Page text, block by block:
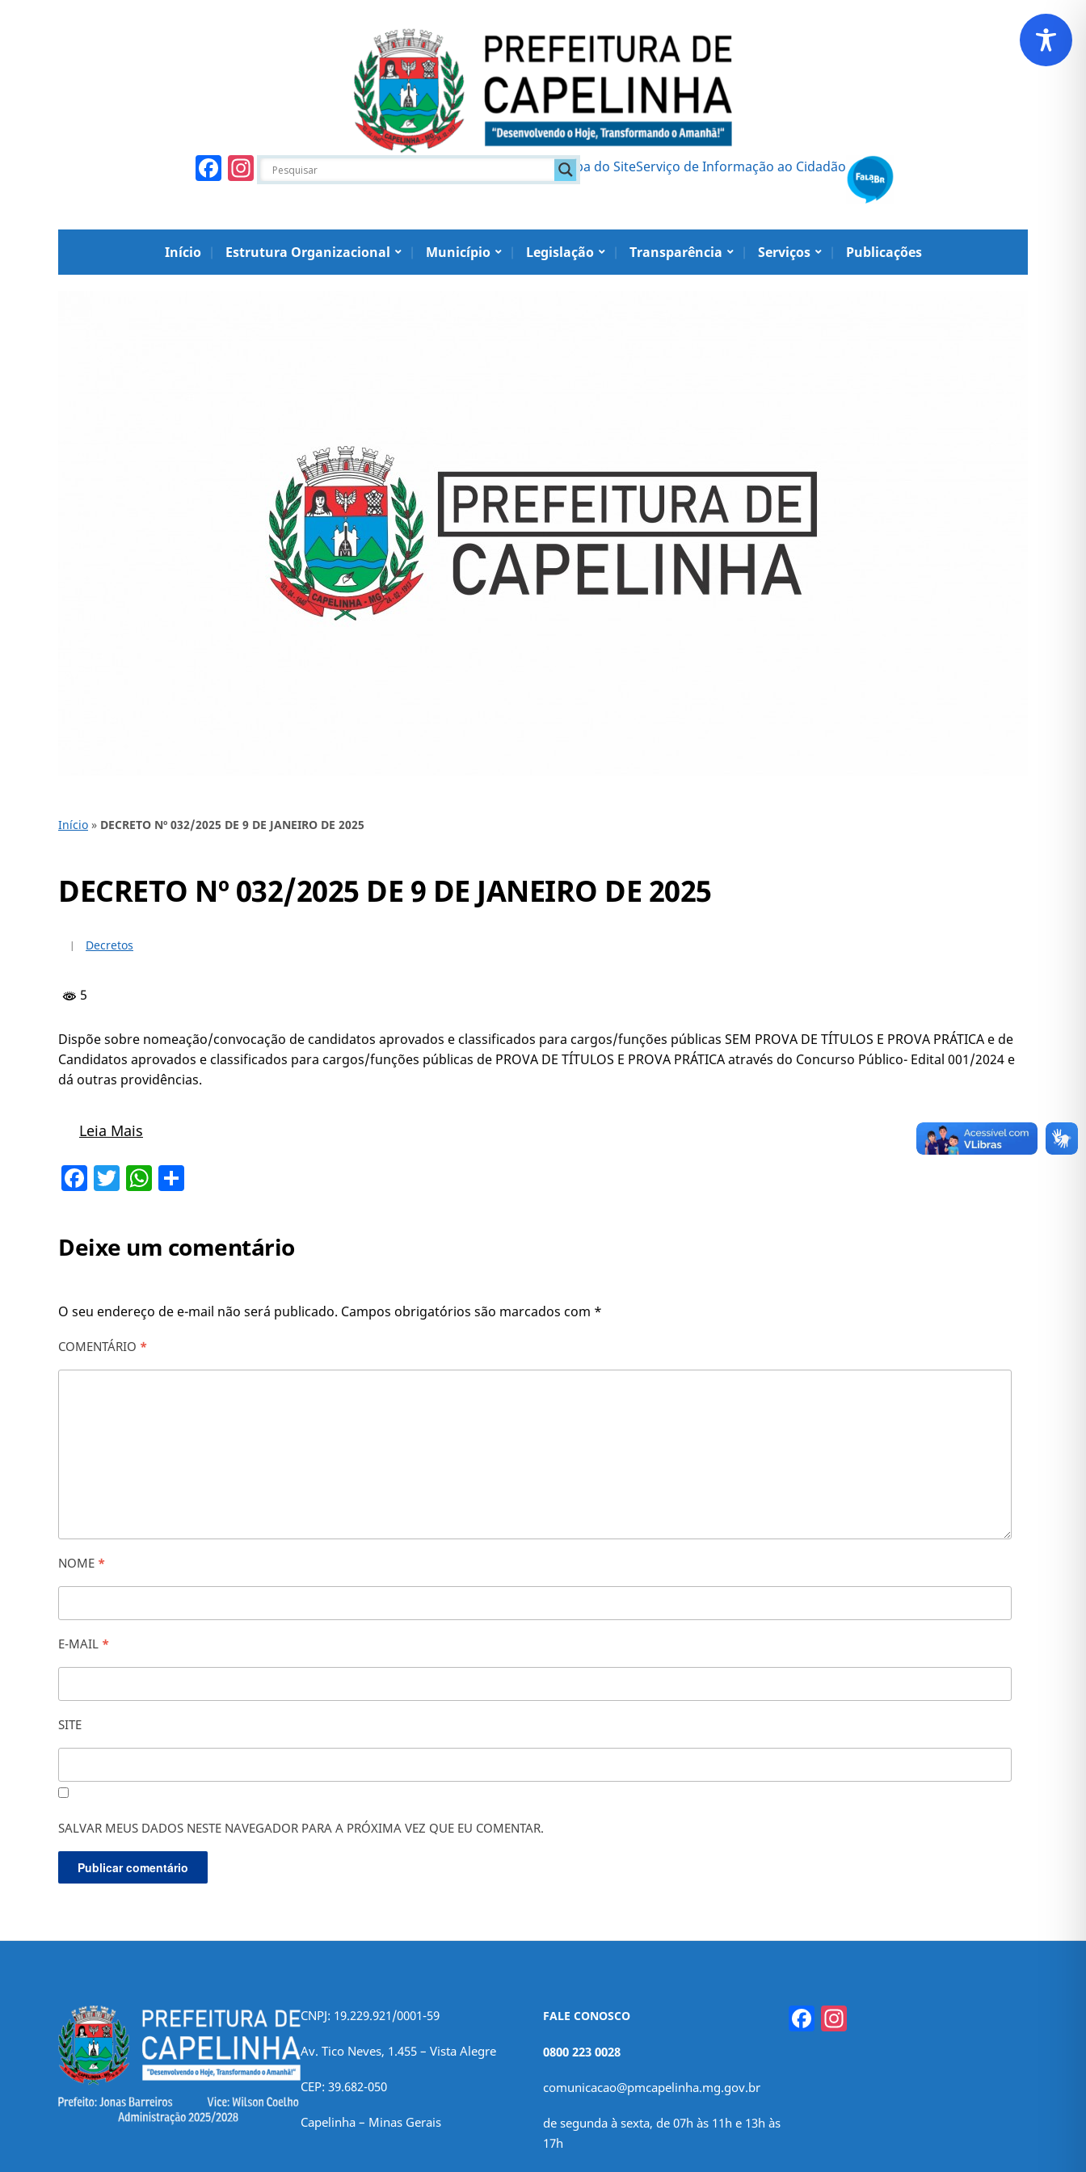
Facebook
Instagram Mapa do SiteServiço de Informação ao Cidadão
Início Estrutura Organizacional Município Legislação Transparência Serviços Publicações
Início » DECRETO Nº 032/2025 DE 9 DE JANEIRO DE 2025
DECRETO Nº 032/2025 DE 9 DE JANEIRO DE 2025
Decretos
5
Dispõe sobre nomeação/convocação de candidatos aprovados e classificados para cargos/funções públicas SEM PROVA DE TÍTULOS E PROVA PRÁTICA e de
Candidatos aprovados e classificados para cargos/funções públicas de PROVA DE TÍTULOS E PROVA PRÁTICA através do Concurso Público- Edital 001/2024 e
dá outras providências.
Leia Mais
Facebook
TwitterWhatsApp
Deixe um comentário
O seu endereço de e-mail não será publicado. Campos obrigatórios são marcados com *
COMENTÁRIO *
NOME *
E-MAIL *
SITE
SALVAR MEUS DADOS NESTE NAVEGADOR PARA A PRÓXIMA VEZ QUE EU COMENTAR.
CNPJ: 19.229.921/0001-59
Av. Tico Neves, 1.455 – Vista Alegre
CEP: 39.682-050
Capelinha – Minas Gerais
FALE CONOSCO
0800 223 0028
comunicacao@pmcapelinha.mg.gov.br
de segunda à sexta, de 07h às 11h e 13h às
17h
Facebook